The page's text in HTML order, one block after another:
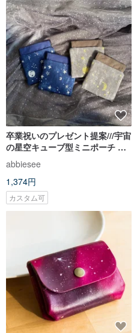
卒業祝いのプレゼント提案///宇宙
の星空キューブ型ミニポーチ 小
物入れ
abbiesee
1,374円
カスタム可